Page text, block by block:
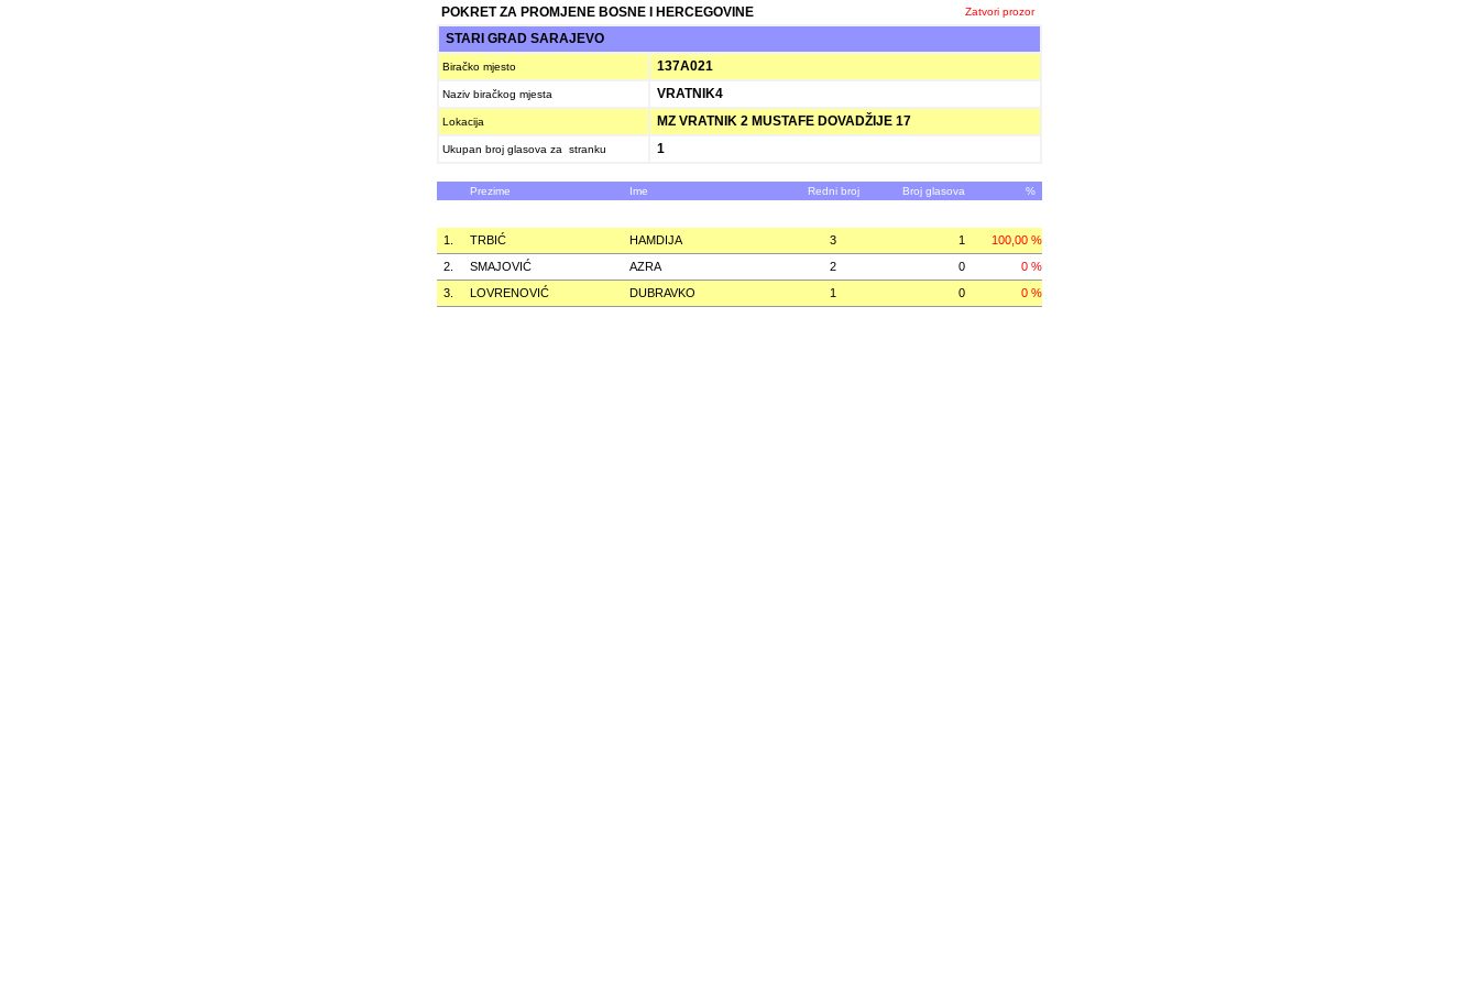
POKRET ZA PROMJENE BOSNE I HERCEGOVINE Zatvori prozor
STARI GRAD SARAJEVO
Biračko mjesto 137A021
Naziv biračkog mjesta VRATNIK4
Lokacija MZ VRATNIK 2 MUSTAFE DOVADŽIJE 17
Ukupan broj glasova za stranku 1
Prezime Ime Redni broj Broj glasova %
1. TRBIĆ HAMDIJA 3 1
100,00 %
2.
SMAJOVIĆ AZRA 2 0
0 %
3.
LOVRENOVIĆ DUBRAVKO 1 0 0 %